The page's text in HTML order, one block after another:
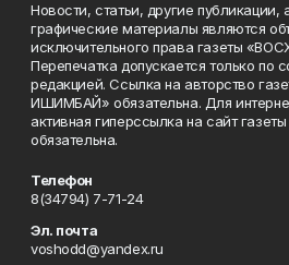
Новости, статьи, другие
графические материалы являются
исключительного права газеты
Перепечатка допускается только по
редакцией. Ссылка на авторство
ИШИМБАЙ» обязательна. Для
активная гиперссылка на сайт
обязательна.
Телефон
8(34794) 7-71-24
Эл. почта
voshodd@yandex.ru